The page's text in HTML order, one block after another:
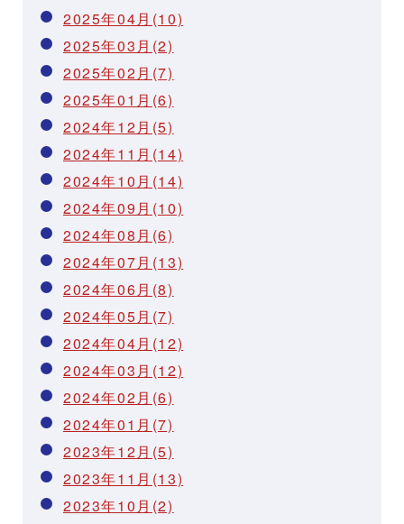
2025年04月(10)
2025年03月(2)
2025年02月(7)
2025年01月(6)
2024年12月(5)
2024年11月(14)
2024年10月(14)
2024年09月(10)
2024年08月(6)
2024年07月(13)
2024年06月(8)
2024年05月(7)
2024年04月(12)
2024年03月(12)
2024年02月(6)
2024年01月(7)
2023年12月(5)
2023年11月(13)
2023年10月(2)